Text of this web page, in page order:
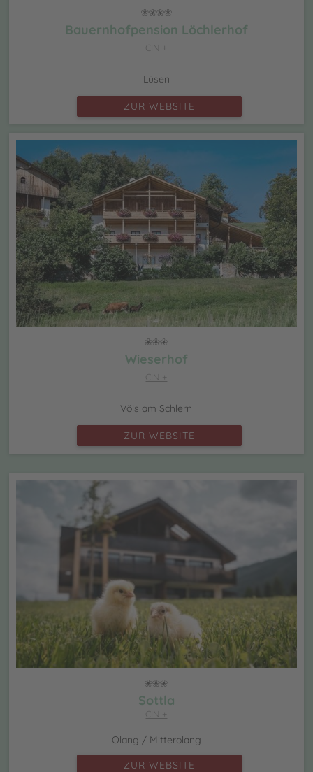
Bauernhofpension Löchlerhof
CIN +
Lüsen
ZUR WEBSITE
Wieserhof
CIN +
Völs am Schlern
ZUR WEBSITE
Sottla
CIN +
Olang / Mitterolang
ZUR WEBSITE